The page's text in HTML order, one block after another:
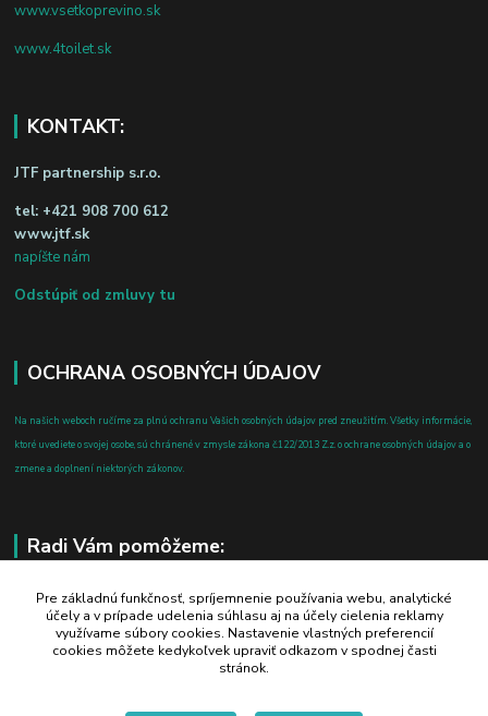
www.vsetkoprevino.sk
www.4toilet.sk
KONTAKT:
JTF partnership s.r.o.
tel: +421 908 700 612
www.jtf.sk
napíšte nám
Odstúpiť od zmluvy tu
OCHRANA OSOBNÝCH ÚDAJOV
Na našich weboch ručíme za plnú ochranu Vašich osobných údajov pred zneužitím. Všetky informácie,
ktoré uvediete o svojej osobe, sú chránené v zmysle zákona č.122/2013 Z.z. o ochrane osobných údajov a o
zmene a doplnení niektorých zákonov.
Radi Vám pomôžeme:
+421 908 700 612
po-pia: 8.00 - 16.00
business@jtf.sk
Pre základnú funkčnosť, spríjemnenie používania webu, analytické
účely a v prípade udelenia súhlasu aj na účely cielenia reklamy
využívame súbory cookies. Nastavenie vlastných preferencií
cookies môžete kedykoľvek upraviť odkazom v spodnej časti
stránok.